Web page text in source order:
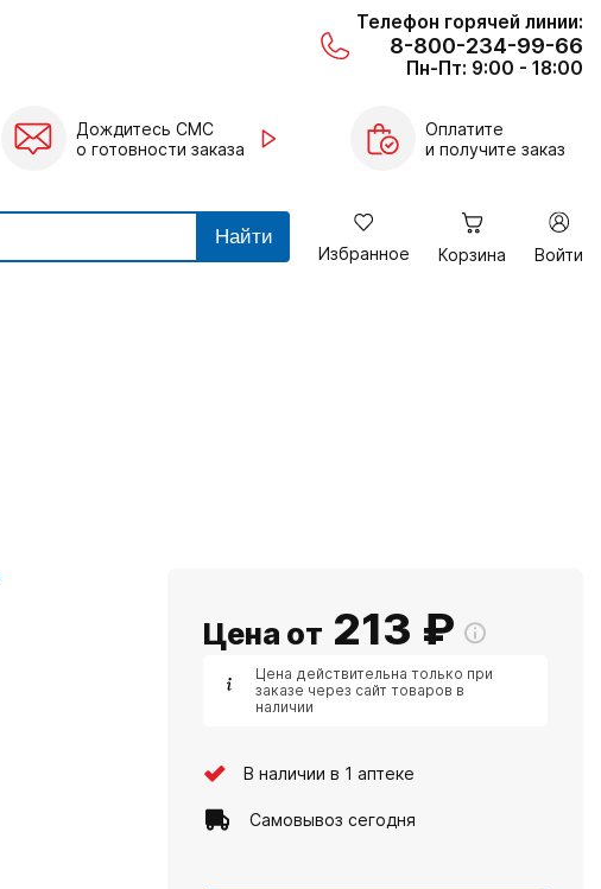
Телефон горячей линии:
8-800-234-99-66
Пн-Пт: 9:00 - 18:00
Дождитесь СМС
о готовности заказа
Оплатите
и получите заказ
Найти
Избранное Корзина Войти
Цена от 213 ₽
Цена действительна только при
заказе через сайт товаров в
наличии
В наличии в 1 аптеке
Самовывоз сегодня